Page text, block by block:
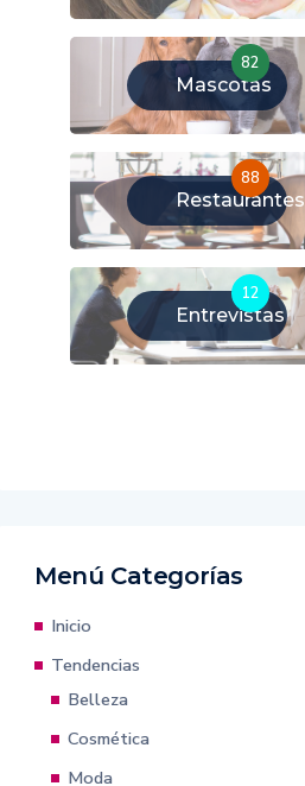
Mascotas
82
Restaurantes
88
Entrevistas
12
Menú Categorías
Inicio
Tendencias
Belleza
Cosmética
Moda